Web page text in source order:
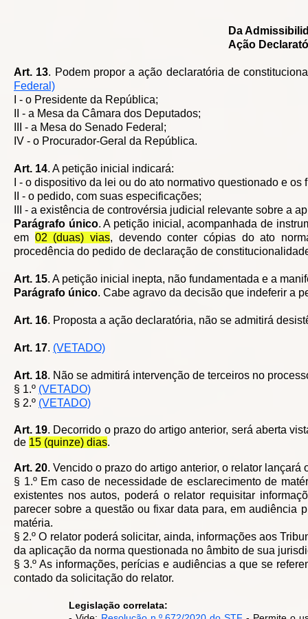
Da
Ação
Art. 13. Podem propor a ação declaratória de
Federal)
I - o Presidente da República;
II - a Mesa da Câmara dos Deputados;
III - a Mesa do Senado Federal;
IV - o Procurador-Geral da República.
Art. 14. A petição inicial indicará:
I - o dispositivo da lei ou do ato normativo questionado e
II - o pedido, com suas especificações;
III - a existência de controvérsia judicial relevante sobre a
Parágrafo único. A petição inicial, acompanhada de
em 02 (duas) vias, devendo conter cópias do ato
procedência do pedido de declaração de
Art. 15. A petição inicial inepta, não fundamentada e a
Parágrafo único. Cabe agravo da decisão que indeferir a
Art. 16. Proposta a ação declaratória, não se admitirá
Art. 17. (VETADO)
Art. 18. Não se admitirá intervenção de terceiros no
§ 1.º (VETADO)
§ 2.º (VETADO)
Art. 19. Decorrido o prazo do artigo anterior, será aberta
de 15 (quinze) dias.
Art. 20. Vencido o prazo do artigo anterior, o relator
§ 1.º Em caso de necessidade de esclarecimento de
existentes nos autos, poderá o relator requisitar
parecer sobre a questão ou fixar data para, em audiência
matéria.
§ 2.º O relator poderá solicitar, ainda, informações aos
da aplicação da norma questionada no âmbito de sua
§ 3.º As informações, perícias e audiências a que se
contado da solicitação do relator.
Legislação correlata: